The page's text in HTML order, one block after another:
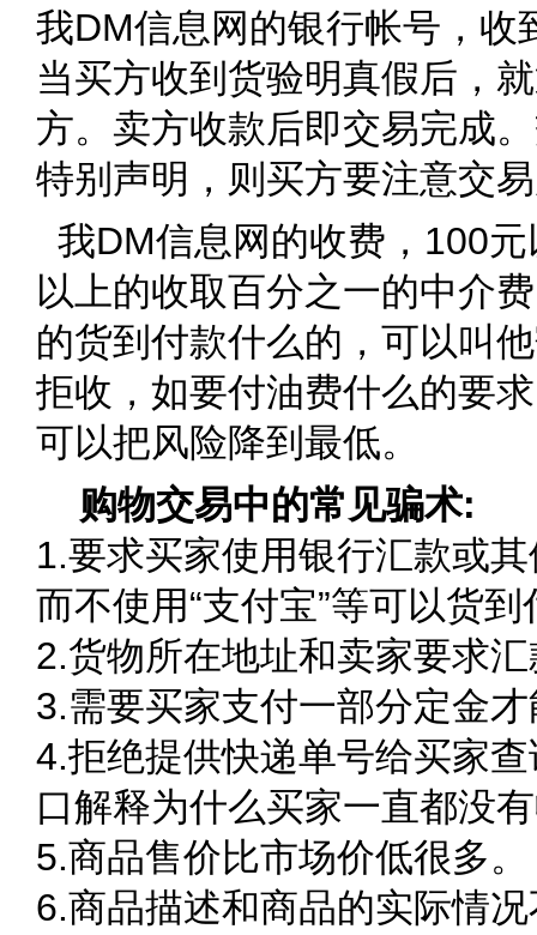
我DM信息网的银行帐号，
当买方收到货验明真假后，
方。卖方收款后即交易完成
特别声明，则买方要注意交
我DM信息网的收费，100
以上的收取百分之一的中介
的货到付款什么的，可以叫
拒收，如要付油费什么的要
可以把风险降到最低。
购物交易中的常见骗术:
1.要求买家使用银行汇款或
而不使用“支付宝”等可以货
2.货物所在地址和卖家要求
3.需要买家支付一部分定金
4.拒绝提供快递单号给买家
口解释为什么买家一直都没
5.商品售价比市场价低很多。
6.商品描述和商品的实际情